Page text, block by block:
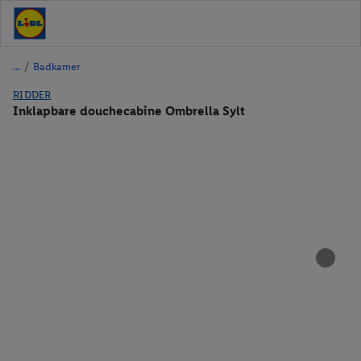
/ Badkamer
RIDDER
Inklapbare douchecabine Ombrella Sylt